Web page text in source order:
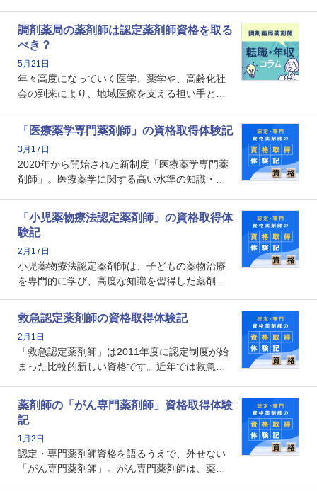
という声を聞いたことがあるかもしれません。
本記事では、認定薬剤師が「意味ない」といわ
れる理由や、取得するメリット、年収・キャリ
アへの影響を解説します。
調剤薬局の薬剤師は認定薬剤師資格を取る
べき？
5月21日
年々高度になっていく医学、薬学や、高齢化社
会の到来により、地域医療を支える担い手とし
で、重要度が増しているのが認定薬剤師という
資格です。認定薬剤師とはいったいどんな資格
なのでしょうか。それを取得するとどのような
メリットがあるのでしょうか。
「医療薬学専門薬剤師」の資格取得体験記
3月17日
2020年から開始された新制度「医療薬学専門薬
剤師」。医療薬学に関する高い水準の知識・技
剤師としての専門性を示す客観的な根拠の一つ
となります。取得要件は多岐に渡り、審査も複
数回ありますが、患者さんに対して一定の能力
の証明になる資格と言えます。
「小児薬物療法認定薬剤師」の資格取得体
験記
2月17日
小児薬物療法認定薬剤師は、子どもの薬物治療
を専門的に学び、高度な知識を習得した薬剤師
や、特有の疾患、心理状況を理解し、専門性を
深めることで、子どもとその保護者に寄り添え
る存在です。今回はそんな小児薬物療法認定薬
剤師の取得体験記をご紹介します。
救急認定薬剤師の資格取得体験記
2月1日
「救急認定薬剤師」は2011年度に認定制度が始
まった比較的新しい資格です。近年では救急病
とから、救急認定薬剤師を目指す病院薬剤師も
増えているのではないでしょうか。今回はそん
な救急認定薬剤師の取得体験記をご紹介しま
す。
薬剤師の「がん専門薬剤師」資格取得体験
記
1月2日
認定・専門薬剤師資格を語るうえで、外せない
「がん専門薬剤師」。がん専門薬剤師は、薬剤